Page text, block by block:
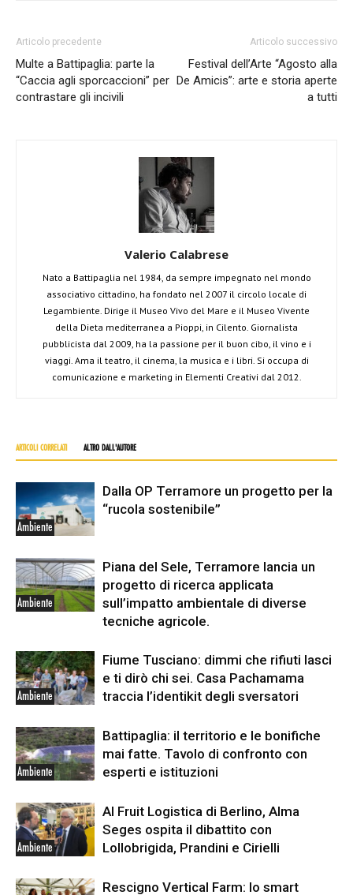
Articolo precedente
Multe a Battipaglia: parte la
“Caccia agli sporcaccioni” per
contrastare gli incivili
Articolo successivo
Festival dell’Arte “Agosto alla
De Amicis”: arte e storia aperte
a tutti
Valerio Calabrese
Nato a Battipaglia nel 1984, da sempre impegnato nel mondo
associativo cittadino, ha fondato nel 2007 il circolo locale di
Legambiente. Dirige il Museo Vivo del Mare e il Museo Vivente
della Dieta mediterranea a Pioppi, in Cilento. Giornalista
pubblicista dal 2009, ha la passione per il buon cibo, il vino e i
viaggi. Ama il teatro, il cinema, la musica e i libri. Si occupa di
comunicazione e marketing in Elementi Creativi dal 2012.
ARTICOLI CORRELATI ALTRO DALL'AUTORE
Ambiente
Dalla OP Terramore un progetto per la
“rucola sostenibile”
Ambiente
Piana del Sele, Terramore lancia un
progetto di ricerca applicata
sull’impatto ambientale di diverse
tecniche agricole.
Ambiente
Fiume Tusciano: dimmi che rifiuti lasci
e ti dirò chi sei. Casa Pachamama
traccia l’identikit degli sversatori
Ambiente
Battipaglia: il territorio e le bonifiche
mai fatte. Tavolo di confronto con
esperti e istituzioni
Ambiente
Al Fruit Logistica di Berlino, Alma
Seges ospita il dibattito con
Lollobrigida, Prandini e Cirielli
Rescigno Vertical Farm: lo smart